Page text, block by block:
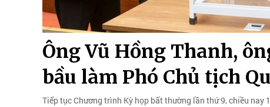
Ông Vũ Hồng Thanh,
bầu làm Phó Chủ tịch
Tiếp tục Chương trình Kỳ họp bất thường lần thứ 9, chiều